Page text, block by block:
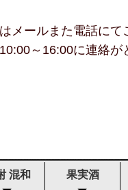
メールまた電話にて
～16:00に連絡が
混和 果実酒